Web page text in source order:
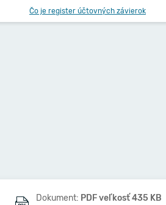
Čo je register účtovných závierok
Dokument: PDF veľkosť 435 KB